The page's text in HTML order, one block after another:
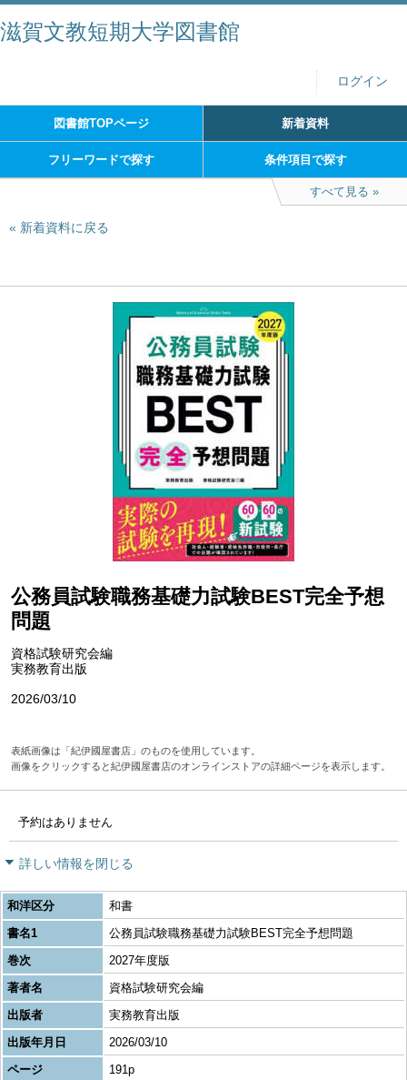
滋賀文教短期大学図書館
ログイン
図書館TOPページ 新着資料
フリーワードで探す 条件項目で探す
すべて見る
新着資料に戻る
公務員試験職務基礎力試験BEST完全予想
問題
資格試験研究会編
実務教育出版
2026/03/10
表紙画像は「紀伊國屋書店」のものを使用しています。
画像をクリックすると紀伊國屋書店のオンラインストアの詳細ページを表示します。
予約はありません
詳しい情報を閉じる
和洋区分
和書
書名1
公務員試験職務基礎力試験BEST完全予想問題
巻次
2027年度版
著者名
資格試験研究会編
出版者
実務教育出版
出版年月日
2026/03/10
ページ
191p